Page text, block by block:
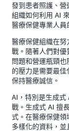
發到患者照護、
組織如何利用 AI
醫療保健專業人員
醫療保健組織在
戰。隨著人們對
問題和營運瓶頸
的壓力是需要最
保持醫療誠信。
AI，特別是生成式
戰。生成式 AI 擅
式。在醫療保健領
多樣化的資料，